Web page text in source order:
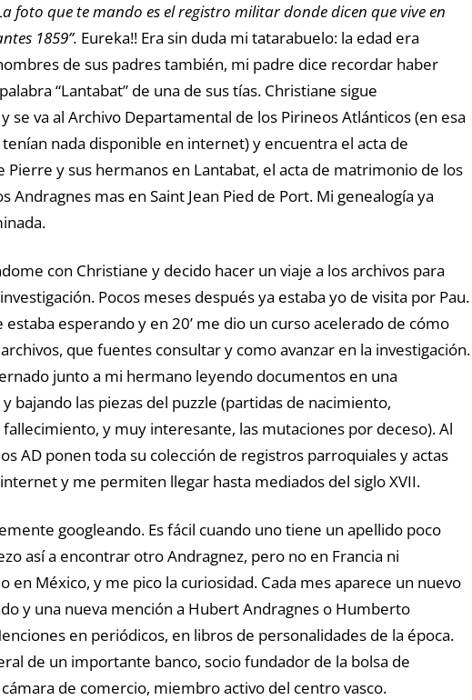
foto que te mando es el registro militar donde dicen que vive en
1859”. Eureka!! Era sin duda mi tatarabuelo: la edad era
de sus padres también, mi padre dice recordar haber
“Lantabat” de una de sus tías. Christiane sigue
se va al Archivo Departamental de los Pirineos Atlánticos (en esa
nada disponible en internet) y encuentra el acta de
Pierre y sus hermanos en Lantabat, el acta de matrimonio de los
Andragnes mas en Saint Jean Pied de Port. Mi genealogía ya
con Christiane y decido hacer un viaje a los archivos para
Pocos meses después ya estaba yo de visita por Pau.
estaba esperando y en 20’ me dio un curso acelerado de cómo
que fuentes consultar y como avanzar en la investigación.
junto a mi hermano leyendo documentos en una
bajando las piezas del puzzle (partidas de nacimiento,
y muy interesante, las mutaciones por deceso). Al
AD ponen toda su colección de registros parroquiales y actas
y me permiten llegar hasta mediados del siglo XVII.
googleando. Es fácil cuando uno tiene un apellido poco
así a encontrar otro Andragnez, pero no en Francia ni
en México, y me pico la curiosidad. Cada mes aparece un nuevo
y una nueva mención a Hubert Andragnes o Humberto
en periódicos, en libros de personalidades de la época.
de un importante banco, socio fundador de la bolsa de
de comercio, miembro activo del centro vasco.